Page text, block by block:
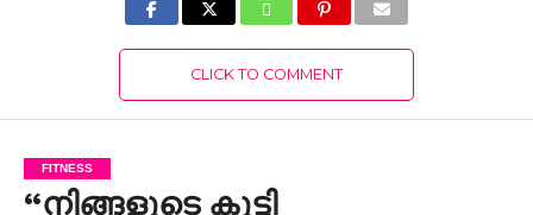
CLICK TO COMMENT
FITNESS
“നിങ്ങളുടെ കുട്ടി